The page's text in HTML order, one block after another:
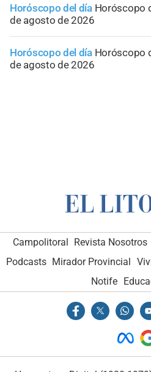
Horóscopo del día Horóscopo
de agosto de 2026
Horóscopo del día Horóscopo
de agosto de 2026
Campolitoral Revista Nosotros
Podcasts Mirador Provincial
Notife